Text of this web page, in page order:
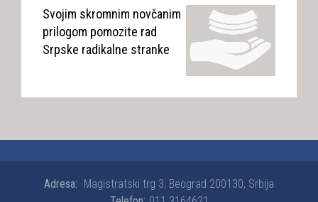
Svojim skromnim novčanim
prilogom pomozite rad
Srpske radikalne stranke
Adresa: Magistratski trg 3, Beograd 200130, Srbija